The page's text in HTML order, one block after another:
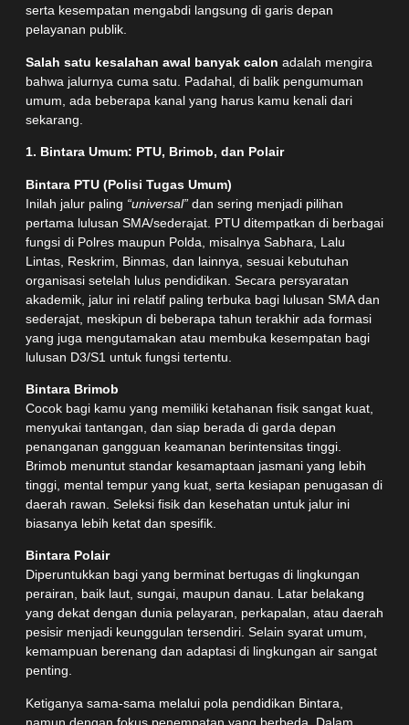
serta kesempatan mengabdi langsung di garis depan
pelayanan publik.
Salah satu kesalahan awal banyak calon adalah mengira
bahwa jalurnya cuma satu. Padahal, di balik pengumuman
umum, ada beberapa kanal yang harus kamu kenali dari
sekarang.
1. Bintara Umum: PTU, Brimob, dan Polair
Bintara PTU (Polisi Tugas Umum)
Inilah jalur paling “universal” dan sering menjadi pilihan
pertama lulusan SMA/sederajat. PTU ditempatkan di berbagai
fungsi di Polres maupun Polda, misalnya Sabhara, Lalu
Lintas, Reskrim, Binmas, dan lainnya, sesuai kebutuhan
organisasi setelah lulus pendidikan. Secara persyaratan
akademik, jalur ini relatif paling terbuka bagi lulusan SMA dan
sederajat, meskipun di beberapa tahun terakhir ada formasi
yang juga mengutamakan atau membuka kesempatan bagi
lulusan D3/S1 untuk fungsi tertentu.
Bintara Brimob
Cocok bagi kamu yang memiliki ketahanan fisik sangat kuat,
menyukai tantangan, dan siap berada di garda depan
penanganan gangguan keamanan berintensitas tinggi.
Brimob menuntut standar kesamaptaan jasmani yang lebih
tinggi, mental tempur yang kuat, serta kesiapan penugasan di
daerah rawan. Seleksi fisik dan kesehatan untuk jalur ini
biasanya lebih ketat dan spesifik.
Bintara Polair
Diperuntukkan bagi yang berminat bertugas di lingkungan
perairan, baik laut, sungai, maupun danau. Latar belakang
yang dekat dengan dunia pelayaran, perkapalan, atau daerah
pesisir menjadi keunggulan tersendiri. Selain syarat umum,
kemampuan berenang dan adaptasi di lingkungan air sangat
penting.
Ketiganya sama-sama melalui pola pendidikan Bintara,
namun dengan fokus penempatan yang berbeda. Dalam